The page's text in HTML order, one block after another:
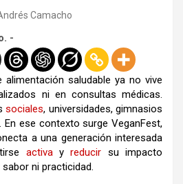
Camacho
-
saludable ya no vive
ni en consultas médicas.
sociales, universidades, gimnasios
ese contexto surge VeganFest,
a una generación interesada
activayreducir su impacto
ni practicidad.